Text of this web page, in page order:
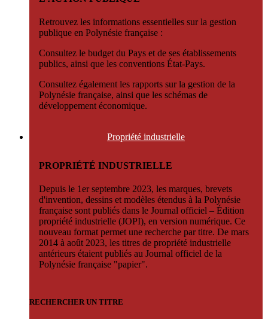
Retrouvez les informations essentielles sur la gestion
publique en Polynésie française :
Consultez le budget du Pays et de ses établissements
publics, ainsi que les conventions État-Pays.
Consultez également les rapports sur la gestion de la
Polynésie française, ainsi que les schémas de
développement économique.
Propriété industrielle
PROPRIÉTÉ INDUSTRIELLE
Depuis le 1er septembre 2023, les marques, brevets
d'invention, dessins et modèles étendus à la Polynésie
française sont publiés dans le Journal officiel – Édition
propriété industrielle (JOPI), en version numérique. Ce
nouveau format permet une recherche par titre. De mars
2014 à août 2023, les titres de propriété industrielle
antérieurs étaient publiés au Journal officiel de la
Polynésie française "papier".
RECHERCHER UN TITRE